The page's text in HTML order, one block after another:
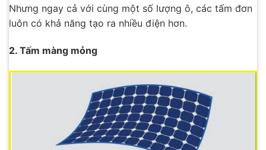
Nhưng ngay cả với cùng một số lượng ô, các tấm đơn
luôn có khả năng tạo ra nhiều điện hơn.
2. Tấm màng mỏng